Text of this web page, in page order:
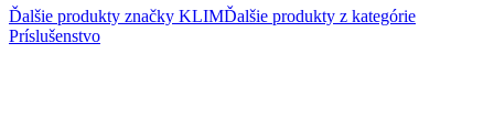
Ďalšie produkty značky KLIMĎalšie produkty z kategórie
Príslušenstvo